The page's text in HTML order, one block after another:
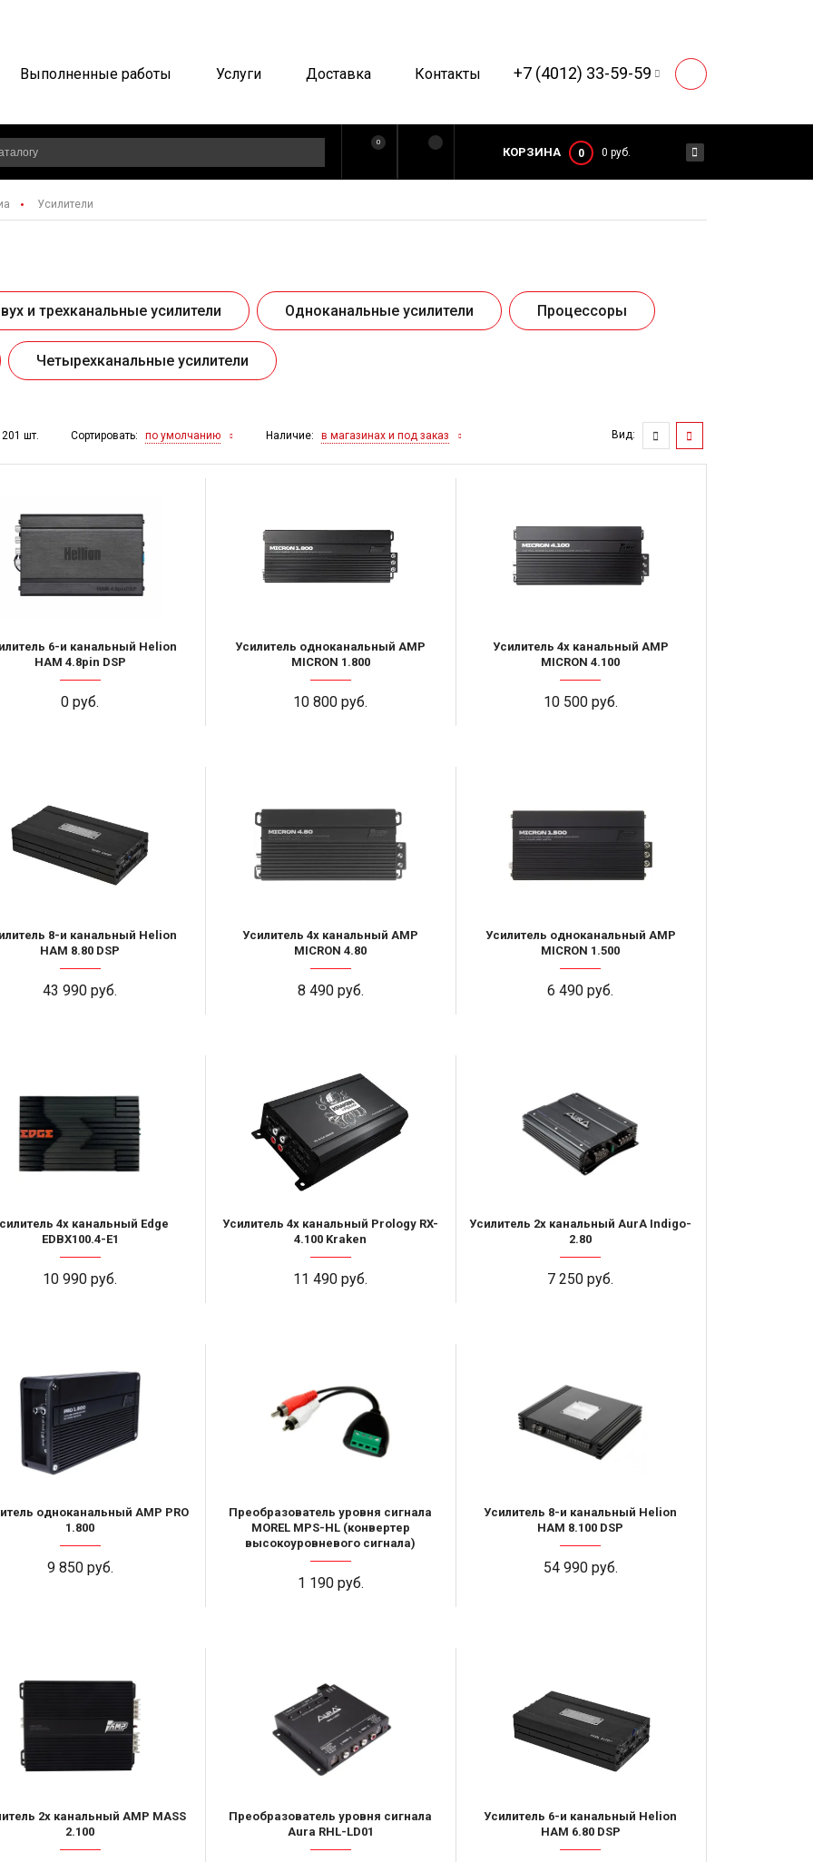
Выполненные работы Услуги Доставка Контакты +7 (4012) 33-59-59
0
КОРЗИНА 0 0 руб.
Усилители
и трехканальные усилители Одноканальные усилители Процессоры
Четырехканальные усилители
шт. Сортировать: по умолчанию Наличие: в магазинах и под заказ Вид:
6-и канальный Helion
HAM 4.8pin DSP
0 руб.
Усилитель одноканальный AMP
MICRON 1.800
10 800 руб.
Усилитель 4х канальный AMP
MICRON 4.100
10 500 руб.
8-и канальный Helion
HAM 8.80 DSP
43 990 руб.
Усилитель 4х канальный AMP
MICRON 4.80
8 490 руб.
Усилитель одноканальный AMP
MICRON 1.500
6 490 руб.
4х канальный Edge
EDBX100.4-E1
10 990 руб.
Усилитель 4х канальный Prology RX-
4.100 Kraken
11 490 руб.
Усилитель 2х канальный AurA Indigo-
2.80
7 250 руб.
одноканальный AMP PRO
1.800
9 850 руб.
Преобразователь уровня сигнала
MOREL MPS-HL (конвертер
высокоуровневого сигнала)
1 190 руб.
Усилитель 8-и канальный Helion
HAM 8.100 DSP
54 990 руб.
2х канальный AMP MASS
2.100
Преобразователь уровня сигнала
Aura RHL-LD01
Усилитель 6-и канальный Helion
HAM 6.80 DSP